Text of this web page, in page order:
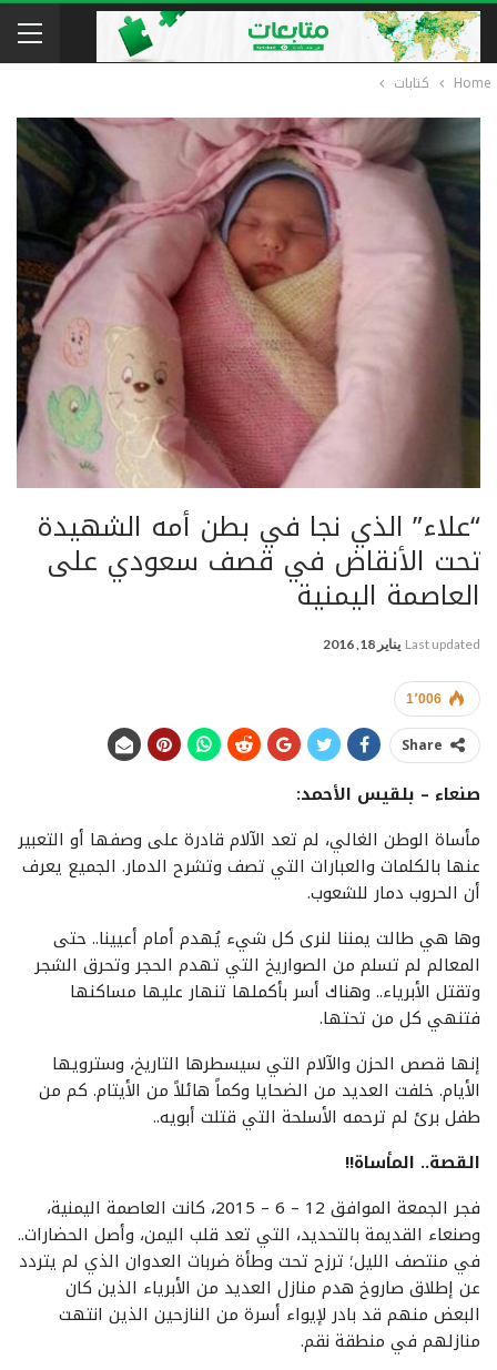
Home كتابات
“علاء” الذي نجا في بطن أمه الشهيدة
تحت الأنقاض في قصف سعودي على
العاصمة اليمنية
Last updated يناير 18, 2016
1٬006
Share
صنعاء – بلقيس الأحمد:
مأساة الوطن الغالي، لم تعد الآلام قادرة على وصفها أو التعبير
عنها بالكلمات والعبارات التي تصف وتشرح الدمار. الجميع يعرف
أن الحروب دمار للشعوب.
وها هي طالت يمننا لنرى كل شيء يُهدم أمام أعيينا.. حتى
المعالم لم تسلم من الصواريخ التي تهدم الحجر وتحرق الشجر
وتقتل الأبرياء.. وهناك أسر بأكملها تنهار عليها مساكنها
فتنهي كل من تحتها.
إنها قصص الحزن والآلام التي سيسطرها التاريخ، وسترويها
الأيام. خلفت العديد من الضحايا وكماً هائلاً من الأيتام. كم من
طفل برئ لم ترحمه الأسلحة التي قتلت أبويه..
القصة.. المأساة!!
فجر الجمعة الموافق 12 – 6 – 2015، كانت العاصمة اليمنية،
وصنعاء القديمة بالتحديد، التي تعد قلب اليمن، وأصل الحضارات..
في منتصف الليل؛ ترزح تحت وطأة ضربات العدوان الذي لم يتردد
عن إطلاق صاروخ هدم منازل العديد من الأبرياء الذين كان
البعض منهم قد بادر لإيواء أسرة من النازحين الذين انتهت
منازلهم في منطقة نقم.